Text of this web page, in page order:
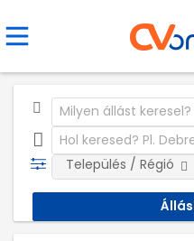
Település / Régió